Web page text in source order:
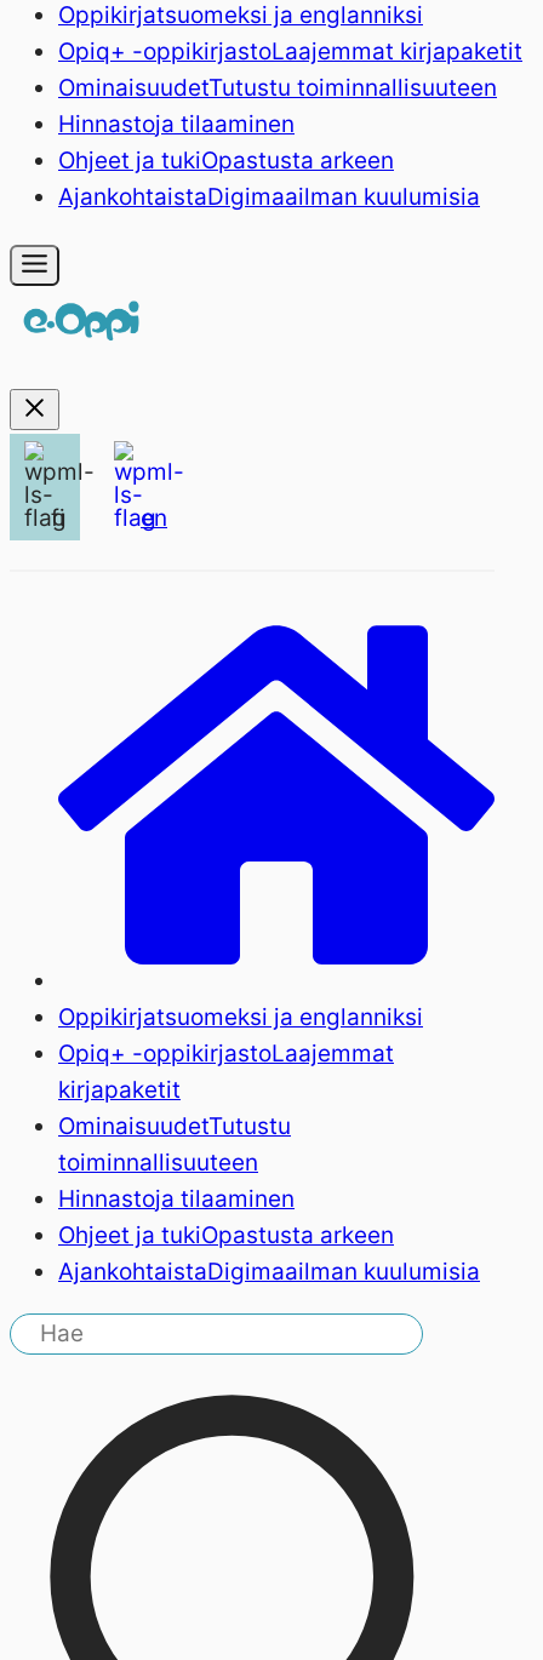
Oppikirjatsuomeksi ja englanniksi
Opiq+ -oppikirjastoLaajemmat kirjapaketit
OminaisuudetTutustu toiminnallisuuteen
Hinnastoja tilaaminen
Ohjeet ja tukiOpastusta arkeen
AjankohtaistaDigimaailman kuulumisia
fi en
Oppikirjatsuomeksi ja englanniksi
Opiq+ -oppikirjastoLaajemmat
kirjapaketit
OminaisuudetTutustu
toiminnallisuuteen
Hinnastoja tilaaminen
Ohjeet ja tukiOpastusta arkeen
AjankohtaistaDigimaailman kuulumisia